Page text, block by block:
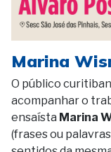
Marina
O público
acompanhar o
ensaísta Marina
(frases ou